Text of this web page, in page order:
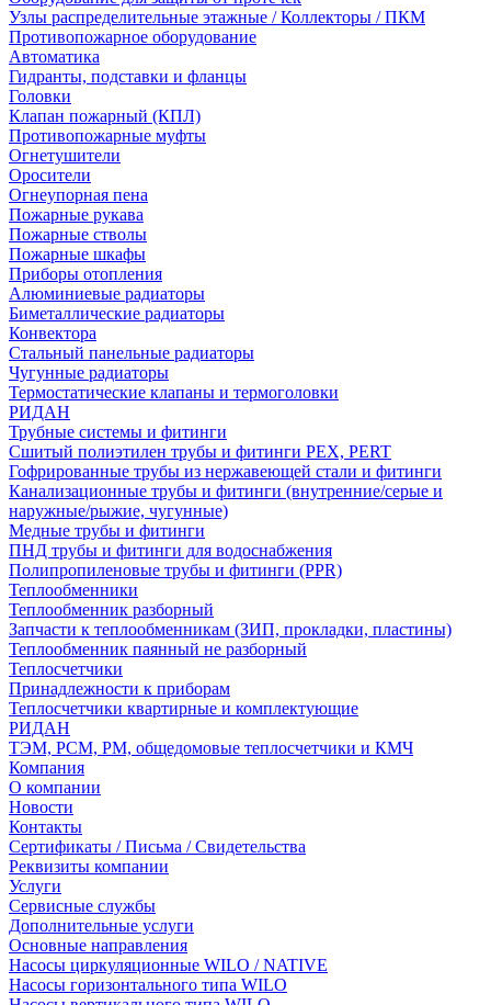
Узлы распределительные этажные / Коллекторы / ПКМ
Противопожарное оборудование
Автоматика
Гидранты, подставки и фланцы
Головки
Клапан пожарный (КПЛ)
Противопожарные муфты
Огнетушители
Оросители
Огнеупорная пена
Пожарные рукава
Пожарные стволы
Пожарные шкафы
Приборы отопления
Алюминиевые радиаторы
Биметаллические радиаторы
Конвектора
Стальный панельные радиаторы
Чугунные радиаторы
Термостатические клапаны и термоголовки
РИДАН
Трубные системы и фитинги
Сшитый полиэтилен трубы и фитинги PEX, PERT
Гофрированные трубы из нержавеющей стали и фитинги
Канализационные трубы и фитинги (внутренние/серые и
наружные/рыжие, чугунные)
Медные трубы и фитинги
ПНД трубы и фитинги для водоснабжения
Полипропиленовые трубы и фитинги (PPR)
Теплообменники
Теплообменник разборный
Запчасти к теплообменникам (ЗИП, прокладки, пластины)
Теплообменник паянный не разборный
Теплосчетчики
Принадлежности к приборам
Теплосчетчики квартирные и комплектующие
РИДАН
ТЭМ, РСМ, РМ, общедомовые теплосчетчики и КМЧ
Компания
О компании
Новости
Контакты
Сертификаты / Письма / Свидетельства
Реквизиты компании
Услуги
Сервисные службы
Дополнительные услуги
Основные направления
Насосы циркуляционные WILO / NATIVE
Насосы горизонтального типа WILO